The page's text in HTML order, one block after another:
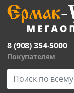
8 (908) 354-5000
Покупателям